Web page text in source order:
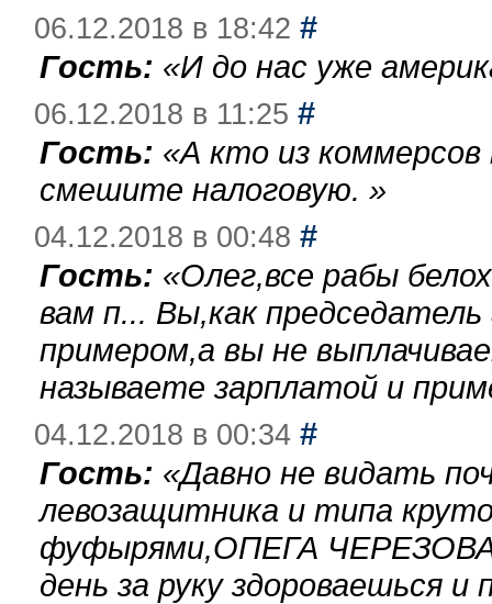
06.12.2018 в 18:42 #
Гость: «И до нас уже
06.12.2018 в 11:25 #
Гость: «А кто из
смешите налоговую. »
04.12.2018 в 00:48 #
Гость: «Олег,все рабы
вам п... Вы,как
примером,а вы не
называете зарплатой и
04.12.2018 в 00:34 #
Гость: «Давно не видать
левозащитника и типа
фуфырями,ОПЕГА
день за руку здороваешься